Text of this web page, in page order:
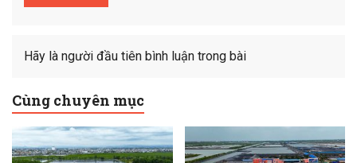
Hãy là người đầu tiên bình luận trong bài
Cùng chuyên mục